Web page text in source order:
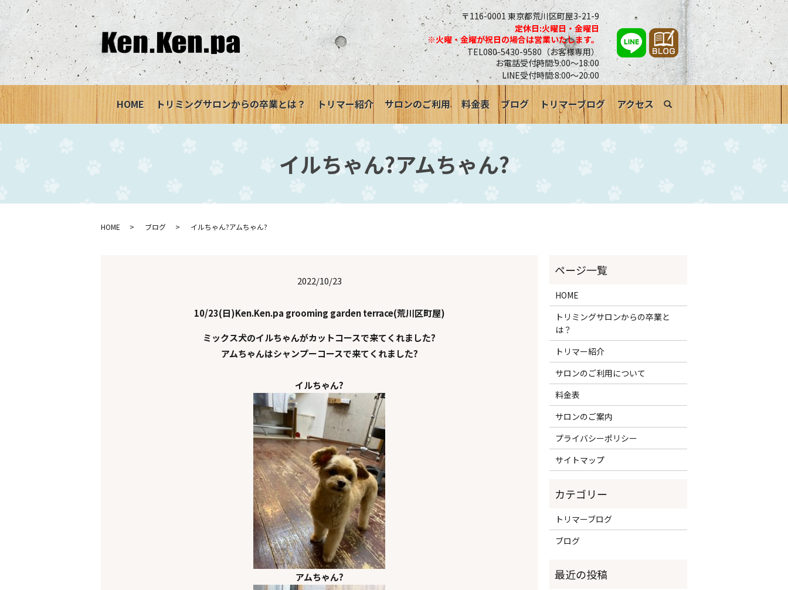
〒116-0001 東京都荒川区町屋3-21-9
定休日:火曜日・金曜日
※火曜・金曜が祝日の場合は営業いたします。
TEL080-5430-9580（お客様専用）
お電話受付時間:9:00～18:00
LINE受付時間:8:00～20:00
HOME トリミングサロンからの卒業とは？ トリマー紹介 サロンのご利用 料金表 ブログ トリマーブログ アクセス search
イルちゃん?アムちゃん?
HOME ブログ イルちゃん?アムちゃん?
2022/10/23
10/23(日)Ken.Ken.pa grooming garden terrace(荒川区町屋)
ミックス犬のイルちゃんがカットコースで来てくれました?
アムちゃんはシャンプーコースで来てくれました?
イルちゃん?
アムちゃん?
HOME
トリミングサロンからの卒業と
は？
トリマー紹介
サロンのご利用について
料金表
サロンのご案内
プライバシーポリシー
サイトマップ
トリマーブログ
ブログ